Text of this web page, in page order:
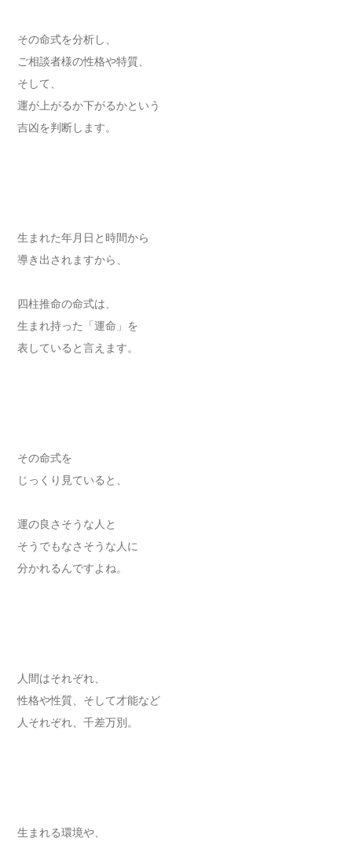
その命式を分析し、
ご相談者様の性格や特質、
そして、
運が上がるか下がるかという
吉凶を判断します。
生まれた年月日と時間から
導き出されますから、
四柱推命の命式は、
生まれ持った「運命」を
表していると言えます。
その命式を
じっくり見ていると、
運の良さそうな人と
そうでもなさそうな人に
分かれるんですよね。
人間はそれぞれ、
性格や性質、そして才能など
人それぞれ、千差万別。
生まれる環境や、